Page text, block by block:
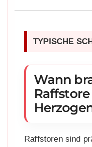
TYPISCHE
Wann
Raffstoren sind